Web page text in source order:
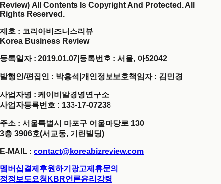
Review) All Contents Is Copyright And Protected. All
Rights Reserved.
제호 : 코리아비즈니스리뷰
Korea Business Review
등록일자 : 2019.01.07 등록번호 : 서울, 아52042
발행인/편집인 : 박홍석 개인정보보호책임자 : 김민경
사업자명 : 케이비알경영연구소
사업자등록번호 : 133-17-07238
주소 : 서울특별시 마포구 어울마당로 130
3층 3906호(서교동, 기린빌딩)
E-MAIL : contact@koreabizreview.com
멤버십결제 후원하기 광고제휴문의
정정보도요청 KBR언론윤리강령